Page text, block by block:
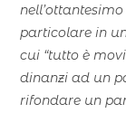
particolare in
cui “tutto è
dinanzi ad un
rifondare un